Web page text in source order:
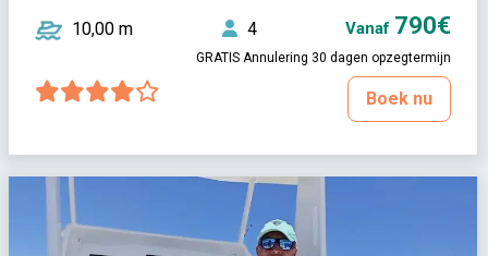
10,00 m 4 Vanaf 790€
GRATIS Annulering 30 dagen opzegtermijn
Boek nu